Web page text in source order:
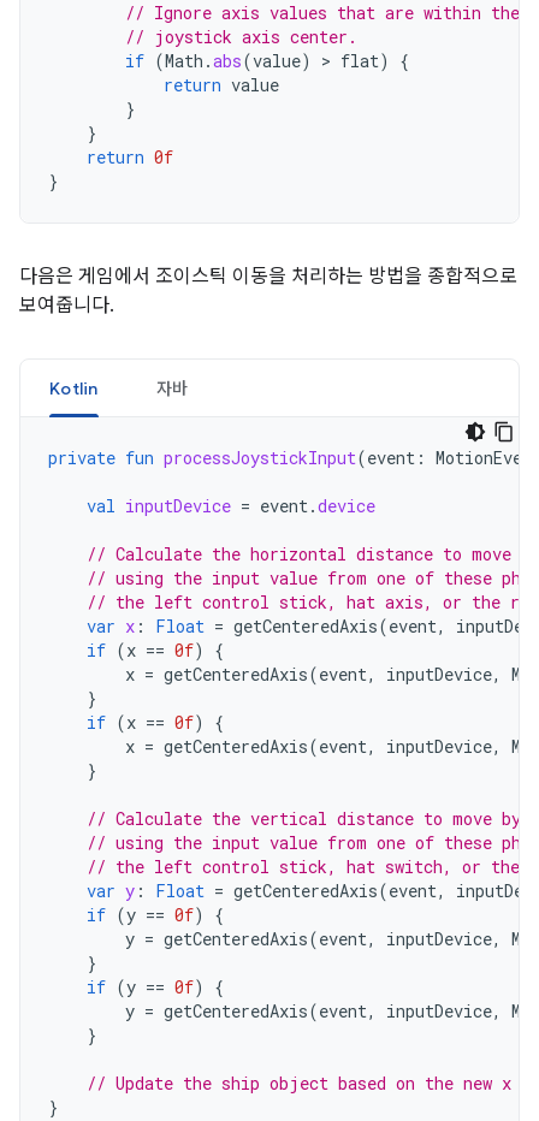
// Ignore axis values that are within
// joystick axis center.
if (Math .abs(value) > flat)
{
return value
}
}
return 0f
}
다음은 게임에서 조이스틱 이동을 처리하는 방법을 종합적으로
보여줍니다.
Kotlin 자바
private fun processJoystickInput(event :
val inputDevice = event.device
// Calculate the horizontal distance to move by
// using the input value from one of these
// the left control stick, hat axis, or the
var x : Float = getCenteredAxis(event,
if (x == 0f)
{
x = getCenteredAxis(event, inputDevice,
}
if (x == 0f)
{
x = getCenteredAxis(event, inputDevice,
}
// Calculate the vertical distance to move by
// using the input value from one of these
// the left control stick, hat switch, or the
var y : Float = getCenteredAxis(event,
if (y == 0f)
{
y = getCenteredAxis(event, inputDevice,
}
if (y == 0f)
{
y = getCenteredAxis(event, inputDevice,
}
// Update the ship object based on the new x
}